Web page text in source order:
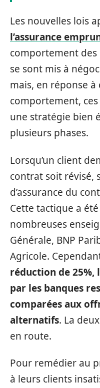
Les nouvelles lois
l’assurance
comportement
se sont mis à
mais, en réponse
comportement,
une stratégie bien
plusieurs phases.
Lorsqu’un client
contrat soit révisé,
d’assurance du
Cette tactique a
nombreuses
Générale, BNP
Agricole.
réduction de 25%,
par les banques
comparées aux
alternatifs. La
en route.
Pour remédier au
à leurs clients